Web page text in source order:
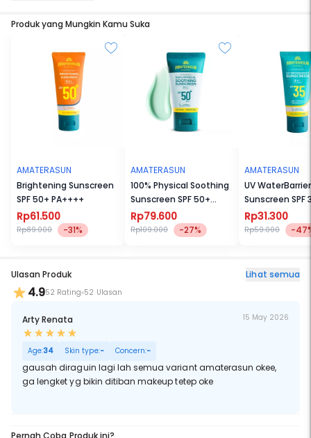
perlindungan 7-in-1 terhadap: UVA, UVB, Blue Light, Polusi, Radikal
Bebas, Penuaan, dan Kerusakan DNA*.
*Level DNA epidermis kulit, Intelligent DNA Guardian® In-Vitro Test
BPOM NA18251700579
BACA CARA PENGGUNAAN DAN PERINGATAN
Produk yang Mungkin Kamu Suka
AMATERASUN
Brightening Sunscreen
SPF 50+ PA++++
Rp61.500
Rp89.000 -31%
AMATERASUN
100% Physical Soothing
Sunscreen SPF 50+
PA++++
Rp79.600
Rp109.000 -27%
AMATERASUN
UV WaterBarrier
Sunscreen SPF
PA++++
Rp31.300
Rp59.000 -
Ulasan Produk Lihat semua
4.952 Rating 52 Ulasan
Arty Renata 15 May 2026
Age:34 Skin type:- Concern:-
gausah diraguin lagi lah semua variant amaterasun okee,
ga lengket yg bikin ditiban makeup tetep oke
Pernah Coba Produk ini?